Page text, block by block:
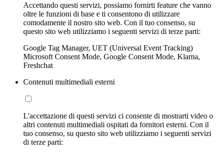
Accettando questi servizi, possiamo fornirti feature che vanno
oltre le funzioni di base e ti consentono di utilizzare
comodamente il nostro sito web. Con il tuo consenso, su
questo sito web utilizziamo i seguenti servizi di terze parti:
Google Tag Manager, UET (Universal Event Tracking)
Microsoft Consent Mode, Google Consent Mode, Klarna,
Freshchat
Contenuti multimediali esterni
L'accettazione di questi servizi ci consente di mostrarti video o
altri contenuti multimediali ospitati da fornitori esterni. Con il
tuo consenso, su questo sito web utilizziamo i seguenti servizi
di terze parti: